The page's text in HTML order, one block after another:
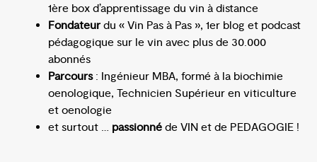
1ère box d’apprentissage du vin à distance
Fondateur du « Vin Pas à Pas », 1er blog et podcast
pédagogique sur le vin avec plus de 30.000
abonnés
Parcours : Ingénieur MBA, formé à la biochimie
oenologique, Technicien Supérieur en viticulture
et oenologie
et surtout … passionné de VIN et de PEDAGOGIE !